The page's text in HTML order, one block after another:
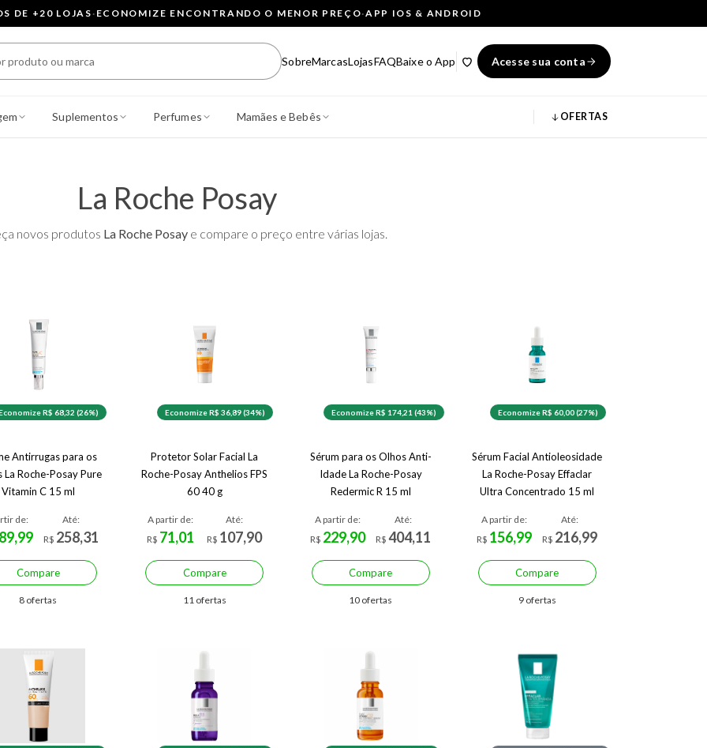
DE +20 LOJAS· ECONOMIZE ENCONTRANDO O MENOR PREÇO·APP IOS & ANDROID
SobreMarcasLojasFAQBaixe o App Acesse sua conta
Suplementos Perfumes Mamães e Bebês OFERTAS
La Roche Posay
novos produtos La Roche Posay e compare o preço entre várias lojas.
R$ 68,32 (26%)
Antirrugas para os
La Roche-Posay Pure
Vitamin C 15 ml
de:
Até:
R$ 258,31
Compare
8 ofertas
Economize R$ 36,89 (34%)
Protetor Solar Facial La
Roche-Posay Anthelios FPS
60 40 g
A partir de:
R$ 71,01
Até:
R$ 107,90
Compare
11 ofertas
Economize R$ 174,21 (43%)
Sérum para os Olhos Anti-
Idade La Roche-Posay
Redermic R 15 ml
A partir de:
R$ 229,90
Até:
R$404,11
Compare
10 ofertas
Economize R$ 60,00 (27%)
Sérum Facial Antioleosidade
La Roche-Posay Effaclar
Ultra Concentrado 15 ml
A partir de:
R$ 156,99
Até:
R$ 216,99
Compare
9 ofertas